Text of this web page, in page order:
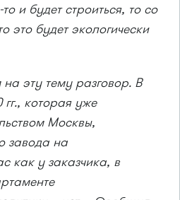
и будет строиться, то со
это будет экологически
эту тему разговор. В
которая уже
Москвы,
завода на
как у заказчика, в